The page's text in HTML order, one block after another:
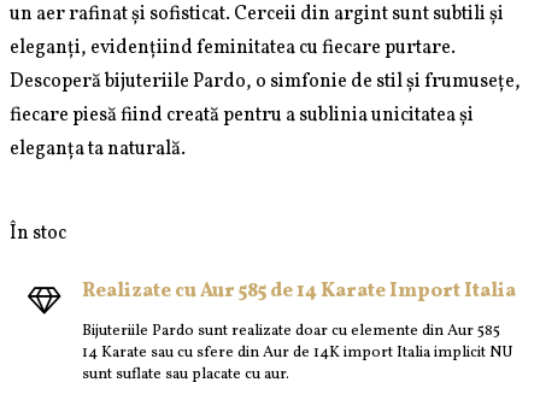
un aer rafinat și sofisticat. Cerceii din argint sunt subtili și
eleganți, evidențiind feminitatea cu fiecare purtare.
Descoperă bijuteriile Pardo, o simfonie de stil și frumusețe,
fiecare piesă fiind creată pentru a sublinia unicitatea și
eleganța ta naturală.
În stoc
Realizate cu Aur 585 de 14 Karate Import Italia
Bijuteriile Pardo sunt realizate doar cu elemente din Aur 585
14 Karate sau cu sfere din Aur de 14K import Italia implicit NU
sunt suflate sau placate cu aur.